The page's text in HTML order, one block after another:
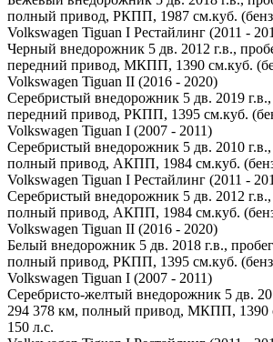
полный привод, РКПП, 1987 см.куб.
Volkswagen Tiguan I Рестайлинг (2011 -
Черный внедорожник 5 дв. 2012 г.в.,
передний привод, МКПП, 1390 см.куб.
Volkswagen Tiguan II (2016 - 2020)
Серебристый внедорожник 5 дв. 2019
передний привод, РКПП, 1395 см.куб.
Volkswagen Tiguan I (2007 - 2011)
Серебристый внедорожник 5 дв. 2010
полный привод, АКПП, 1984 см.куб.
Volkswagen Tiguan I Рестайлинг (2011 -
Серебристый внедорожник 5 дв. 2012
полный привод, АКПП, 1984 см.куб.
Volkswagen Tiguan II (2016 - 2020)
Белый внедорожник 5 дв. 2018 г.в.,
полный привод, РКПП, 1395 см.куб.
Volkswagen Tiguan I (2007 - 2011)
Серебристо-желтый внедорожник 5 дв.
294 378 км, полный привод, МКПП, 1390
150 л.с.